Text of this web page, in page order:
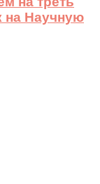
на Научную